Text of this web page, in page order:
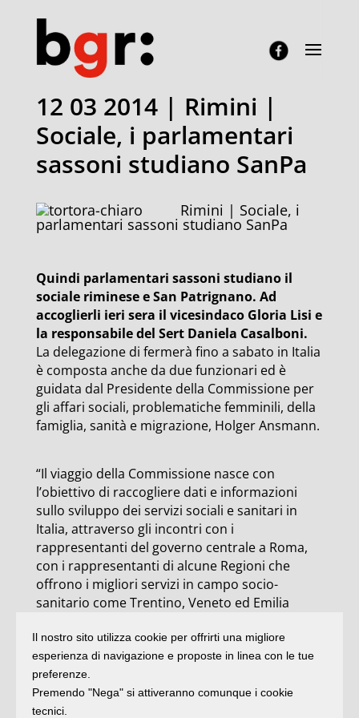
12 03 2014 | Rimini |
Sociale, i parlamentari
sassoni studiano SanPa
Rimini | Sociale, i
parlamentari sassoni studiano SanPa
Quindi parlamentari sassoni studiano il
sociale riminese e San Patrignano. Ad
accoglierli ieri sera il vicesindaco Gloria Lisi e
la responsabile del Sert Daniela Casalboni.
La delegazione di fermerà fino a sabato in Italia
è composta anche da due funzionari ed è
guidata dal Presidente della Commissione per
gli affari sociali, problematiche femminili, della
famiglia, sanità e migrazione, Holger Ansmann.
“Il viaggio della Commissione nasce con
l’obiettivo di raccogliere dati e informazioni
sullo sviluppo dei servizi sociali e sanitari in
Italia, attraverso gli incontri con i
rappresentanti del governo centrale a Roma,
con i rappresentanti di alcune Regioni che
offrono i migliori servizi in campo socio-
sanitario come Trentino, Veneto ed Emilia
Comuni e le strutture che agiscono sui
territori. Nel loro viaggio si sono confrontati e
si confronteranno ad esempio con i
rappresentanti del dipartimento della Pubblica
Sicurezza del Ministero dell’Interno, con
Il nostro sito utilizza cookie per offrirti una migliore
esperienza di navigazione e proposte in linea con le tue
preferenze.
Premendo "Nega" si attiveranno comunque i cookie
tecnici.